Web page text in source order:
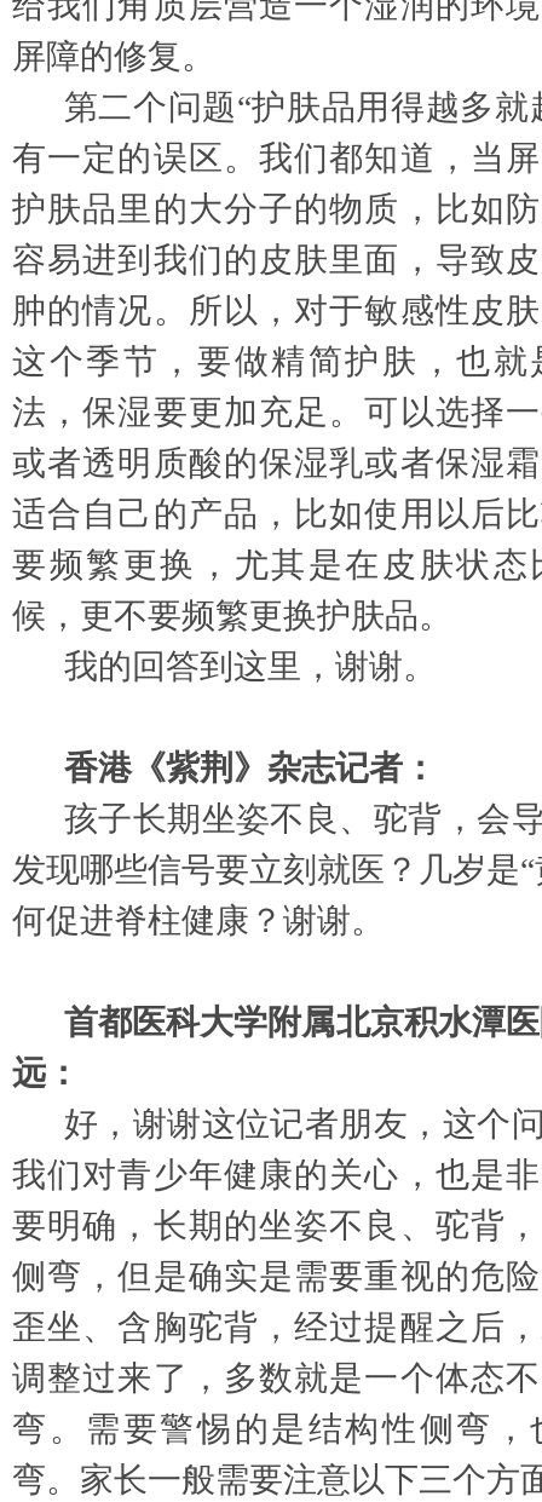
屏障的修复。
第二个问题“护肤品用得越多
有一定的误区。我们都知道，当
护肤品里的大分子的物质，比如
容易进到我们的皮肤里面，导致
肿的情况。所以，对于敏感性皮
这个季节，要做精简护肤，也就
法，保湿要更加充足。可以选择
或者透明质酸的保湿乳或者保湿
适合自己的产品，比如使用以后
要频繁更换，尤其是在皮肤状态
候，更不要频繁更换护肤品。
我的回答到这里，谢谢。
香港《紫荆》杂志记者：
孩子长期坐姿不良、驼背，会
发现哪些信号要立刻就医？几岁是
何促进脊柱健康？谢谢。
首都医科大学附属北京积水潭
远：
好，谢谢这位记者朋友，这个
我们对青少年健康的关心，也是
要明确，长期的坐姿不良、驼背
侧弯，但是确实是需要重视的危
歪坐、含胸驼背，经过提醒之后
调整过来了，多数就是一个体态
弯。需要警惕的是结构性侧弯，
弯。家长一般需要注意以下三个方